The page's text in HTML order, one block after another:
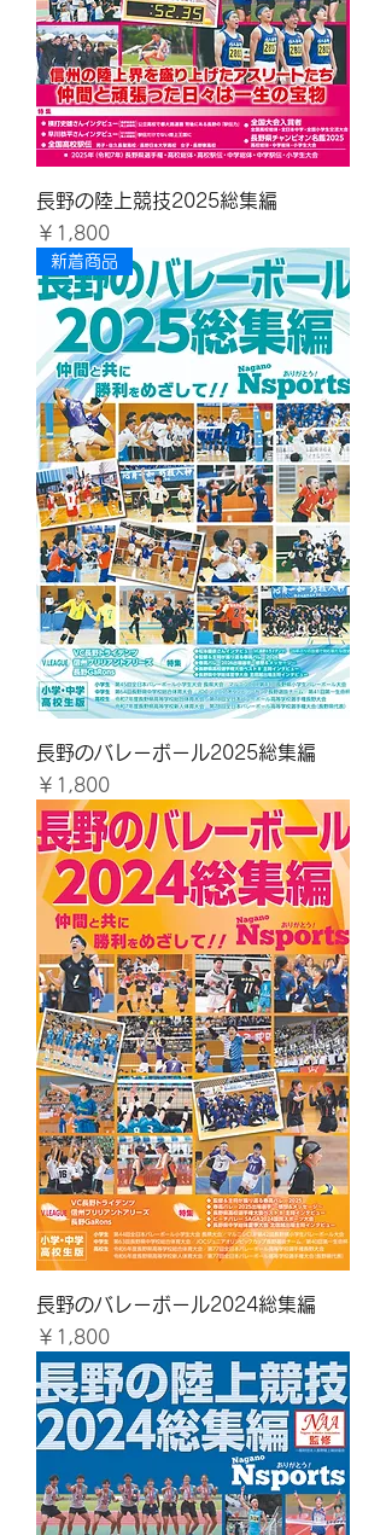
長野の陸上競技2025総集編
価格
￥1,800
新着商品
長野のバレーボール2025総集編
価格
￥1,800
長野のバレーボール2024総集編
価格
￥1,800